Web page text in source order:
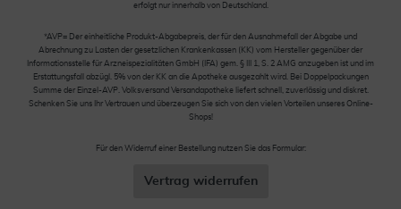
erfolgt nur innerhalb von Deutschland.
*AVP= Der einheitliche Produkt-Abgabepreis, der für den Ausnahmefall der Abgabe und
Abrechnung zu Lasten der gesetzlichen Krankenkassen (KK) vom Hersteller gegenüber der
Informationsstelle für Arzneispezialitäten GmbH (IFA) gem. § III 1, S. 2 AMG anzugeben ist und im
Erstattungsfall abzügl. 5% von der KK an die Apotheke ausgezahlt wird. Bei Doppelpackungen
Summe der Einzel-AVP. Volksversand Versandapotheke liefert schnell, zuverlässig und diskret.
Schenken Sie uns Ihr Vertrauen und überzeugen Sie sich von den vielen Vorteilen unseres Online-
Shops!
Für den Widerruf einer Bestellung nutzen Sie das Formular:
Vertrag widerrufen